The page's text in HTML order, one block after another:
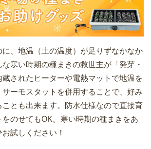
、地温（土の温度）が足りずなかなか
寒い時期の種まきの救世主が「発芽・
されたヒーターや電熱マットで地温を
サーモスタットを併用することで、好み
とも出来ます。防水仕様なので直接育
のせてもOK。寒い時期の種まきをあ
試しください！